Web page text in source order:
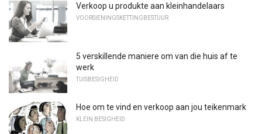
Verkoop u produkte aan kleinhandelaars
VOORSIENINGSKETTINGBESTUUR
5 verskillende maniere om van die huis af te
werk
TUISBESIGHEID
Hoe om te vind en verkoop aan jou teikenmark
KLEIN BESIGHEID